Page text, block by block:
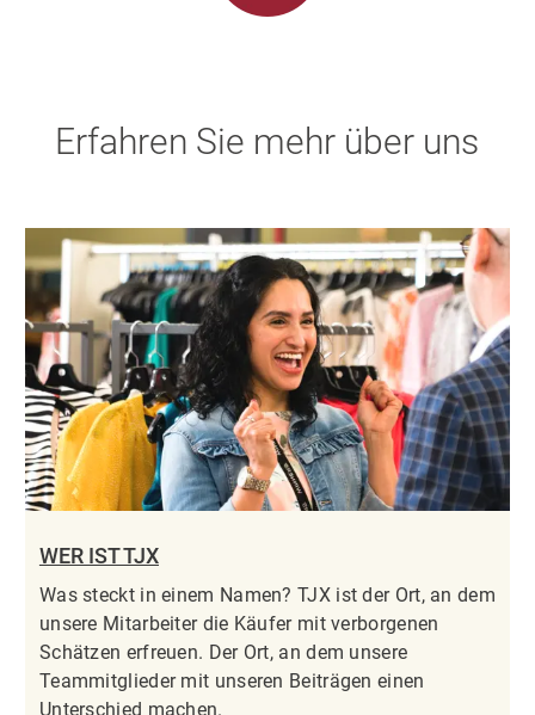
Erfahren Sie mehr über uns
WER IST TJX
Was steckt in einem Namen? TJX ist der Ort, an dem
unsere Mitarbeiter die Käufer mit verborgenen
Schätzen erfreuen. Der Ort, an dem unsere
Teammitglieder mit unseren Beiträgen einen
Unterschied machen.